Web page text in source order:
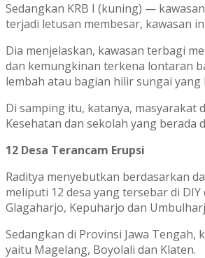
Sedangkan KRB I (kuning) —
terjadi letusan membesar, kawasan
Dia menjelaskan, kawasan terbagi
dan kemungkinan terkena lontaran
lembah atau bagian hilir sungai
Di samping itu, katanya,
Kesehatan dan sekolah yang berada
12 Desa Terancam Erupsi
Raditya menyebutkan berdasarkan
meliputi 12 desa yang tersebar di
Glagaharjo, Kepuharjo dan
Sedangkan di Provinsi Jawa
yaitu Magelang, Boyolali dan Klaten.